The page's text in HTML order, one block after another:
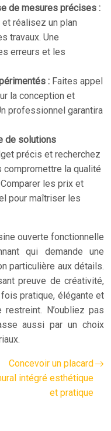
de mesures précises :
réalisez un plan
travaux. Une
erreurs et les
: Faites appel
la conception et
professionnel garantira
de solutions
précis et recherchez
la qualité
les prix et
pour maîtriser les
ouverte fonctionnelle
qui demande une
particulière aux détails.
preuve de créativité,
pratique, élégante et
N’oubliez pas
aussi par un choix
Concevoir un placard
intégré esthétique
et pratique